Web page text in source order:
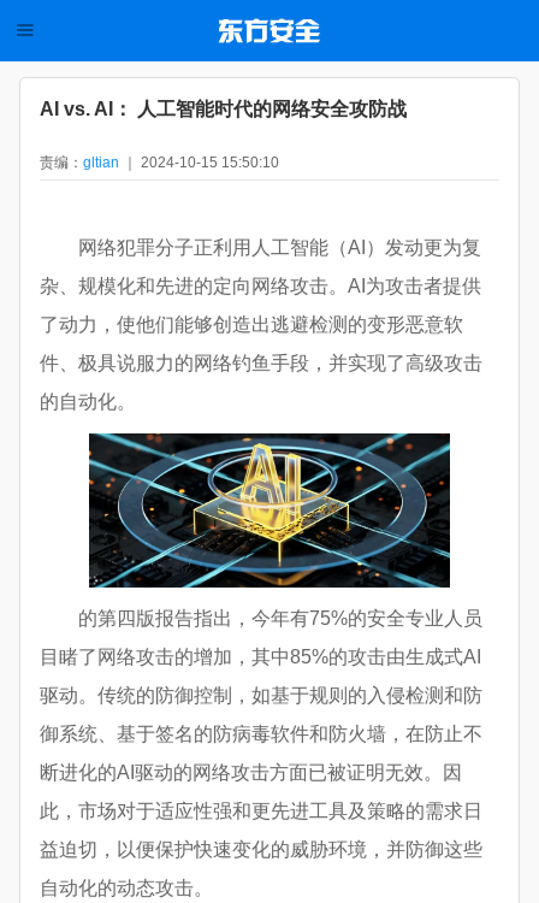
AI vs. AI： 人工智能时代的网络安全攻防战
责编： gltian ｜ 2024-10-15 15:50:10
网络犯罪分子正利用人工智能（AI）发动更为复
杂、规模化和先进的定向网络攻击。AI为攻击者提供
了动力，使他们能够创造出逃避检测的变形恶意软
件、极具说服力的网络钓鱼手段，并实现了高级攻击
的自动化。
的第四版报告指出，今年有75%的安全专业人员
目睹了网络攻击的增加，其中85%的攻击由生成式AI
驱动。传统的防御控制，如基于规则的入侵检测和防
御系统、基于签名的防病毒软件和防火墙，在防止不
断进化的AI驱动的网络攻击方面已被证明无效。因
此，市场对于适应性强和更先进工具及策略的需求日
益迫切，以便保护快速变化的威胁环境，并防御这些
自动化的动态攻击。